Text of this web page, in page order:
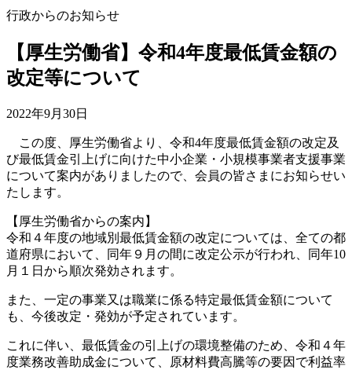
行政からのお知らせ
【厚生労働省】令和4年度最低賃金額の
改定等について
2022年9月30日
この度、厚生労働省より、令和4年度最低賃金額の改定及
び最低賃金引上げに向けた中小企業・小規模事業者支援事業
について案内がありましたので、会員の皆さまにお知らせい
たします。
【厚生労働省からの案内】
令和４年度の地域別最低賃金額の改定については、全ての都
道府県において、同年９月の間に改定公示が行われ、同年10
月１日から順次発効されます。
また、一定の事業又は職業に係る特定最低賃金額について
も、今後改定・発効が予定されています。
これに伴い、最低賃金の引上げの環境整備のため、令和４年
度業務改善助成金について、原材料費高騰等の要因で利益率